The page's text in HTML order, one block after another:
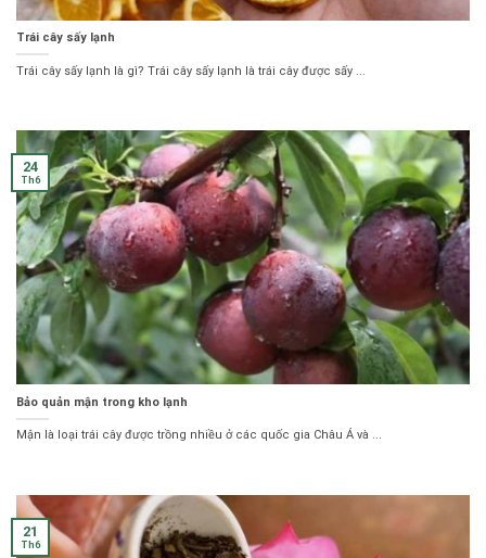
Trái cây sấy lạnh
Trái cây sấy lạnh là gì? Trái cây sấy lạnh là trái cây được sấy ...
Bảo quản mận trong kho lạnh
Mận là loại trái cây được trồng nhiều ở các quốc gia Châu Á và ...
24
Th6
21
Th6